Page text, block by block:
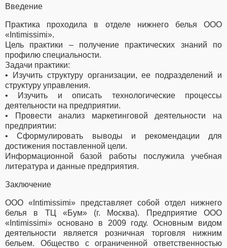
Введение
Практика проходила в отделе нижнего белья ООО
«Intimissimi».
Цель практики – получение практических знаний по
профилю специальности.
Задачи практики:
• Изучить структуру организации, ее подразделений и
структуру управления.
• Изучить и описать технологические процессы
деятельности на предприятии.
• Провести анализ маркетинговой деятельности на
предприятии:
• Сформулировать выводы и рекомендации для
достижения поставленной цели.
Информационной базой работы послужила учебная
литература и данные предприятия.
Заключение
ООО «Intimissimi» представляет собой отдел нижнего
белья в ТЦ «Бум» (г. Москва). Предприятие ООО
«Intimissimi» основано в 2009 году. Основным видом
деятельности является розничная торговля нижним
бельем. Общество с ограниченной ответственностью